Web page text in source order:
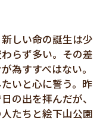
しい命の誕生は少
らず多い。その差
為すすべはない。
いと心に誓う。昨
の出を拝んだが、
たちと絵下山公園